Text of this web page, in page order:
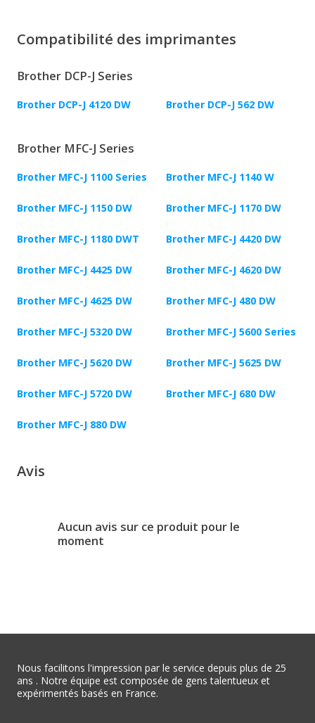
Compatibilité des imprimantes
Brother DCP-J Series
Brother DCP-J 4120 DW Brother DCP-J 562 DW
Brother MFC-J Series
Brother MFC-J 1100 Series Brother MFC-J 1140 W
Brother MFC-J 1150 DW Brother MFC-J 1170 DW
Brother MFC-J 1180 DWT Brother MFC-J 4420 DW
Brother MFC-J 4425 DW Brother MFC-J 4620 DW
Brother MFC-J 4625 DW Brother MFC-J 480 DW
Brother MFC-J 5320 DW Brother MFC-J 5600 Series
Brother MFC-J 5620 DW Brother MFC-J 5625 DW
Brother MFC-J 5720 DW Brother MFC-J 680 DW
Brother MFC-J 880 DW
Avis
Aucun avis sur ce produit pour le
moment
Nous facilitons l'impression par le service depuis plus de 25
ans . Notre équipe est composée de gens talentueux et
expérimentés basés en France.